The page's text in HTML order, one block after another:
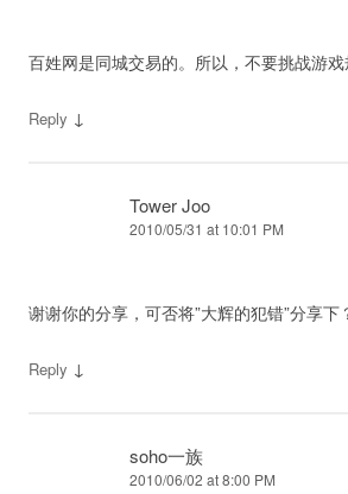
百姓网是同城交易的。所以，不要挑战游戏
Reply ↓
Tower Joo
2010/05/31 at 10:01 PM
谢谢你的分享，可否将”大辉的犯错”分享下
Reply ↓
soho一族
2010/06/02 at 8:00 PM